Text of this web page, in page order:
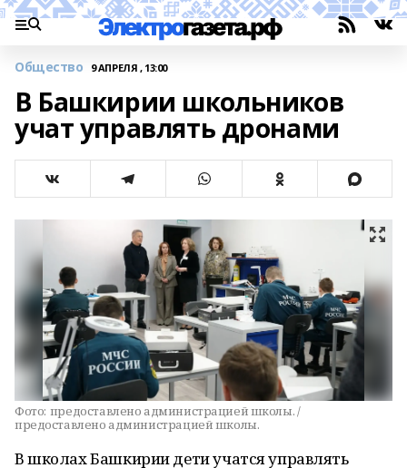
Общество 9 АПРЕЛЯ , 13:00
В Башкирии школьников
учат управлять дронами
Фото: предоставлено администрацией школы. /
предоставлено администрацией школы.
В школах Башкирии дети учатся управлять